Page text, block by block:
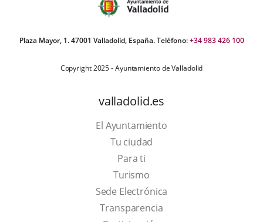
Plaza Mayor, 1. 47001 Valladolid, España. Teléfono:+34 983 426 100
Copyright 2025 - Ayuntamiento de Valladolid
valladolid.es
El Ayuntamiento
Tu ciudad
Para ti
TurismoThis
link
will
Sede Electrónica
Transparencia